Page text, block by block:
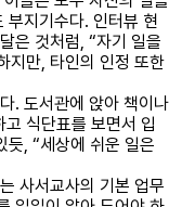
부지기수다. 인터뷰 현
은 것처럼, “자기 일을
지만, 타인의 인정 또한
. 도서관에 앉아 책이나
식단표를 보면서 입
듯, “세상에 쉬운 일은
사서교사의 기본 업무